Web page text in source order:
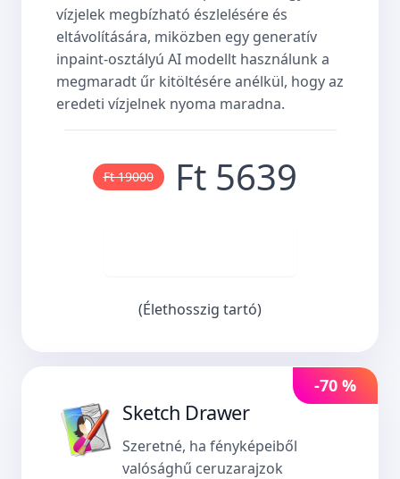
vízjelek megbízható észlelésére és
eltávolítására, miközben egy generatív
inpaint-osztályú AI modellt használunk a
megmaradt űr kitöltésére anélkül, hogy az
eredeti vízjelnek nyoma maradna.
Ft 19000 Ft 5639
(Élethosszig tartó)
-70 %
Sketch Drawer
Szeretné, ha fényképeiből
valósághű ceruzarajzok